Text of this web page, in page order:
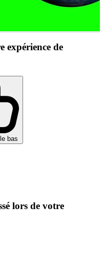
expérience de
bas
lors de votre